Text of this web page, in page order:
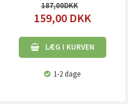
187,00
159,00 DKK
LÆG I KURVEN
1-2 dage